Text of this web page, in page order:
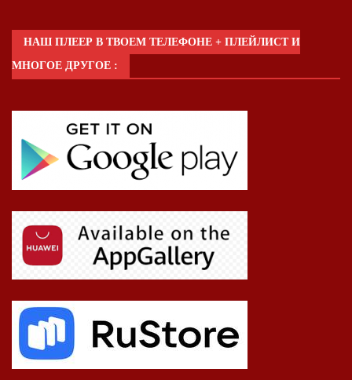
НАШ ПЛЕЕР В ТВОЕМ ТЕЛЕФОНЕ + ПЛЕЙЛИСТ И
МНОГОЕ ДРУГОЕ :